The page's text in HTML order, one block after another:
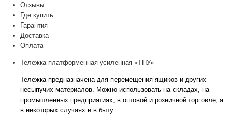
Отзывы
Где купить
Гарантия
Доставка
Оплата
Тележка платформенная усиленная «ТПУ»
Тележка предназначена для перемещения ящиков и других
несыпучих материалов. Можно использовать на складах, на
промышленных предприятиях, в оптовой и розничной торговле, а
в некоторых случаях и в быту. .